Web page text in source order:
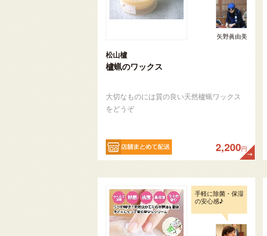
矢野眞由美
松山櫨
櫨蝋のワックス
大切なものには質の良い天然櫨蝋ワックス
をどうぞ
2,200円
手軽に除菌・保湿
の安心感♪